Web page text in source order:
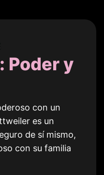
Poder y
con un
es un
de sí mismo,
con su familia